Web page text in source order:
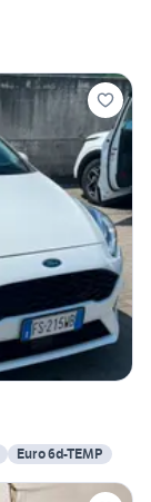
Euro 6d-TEMP